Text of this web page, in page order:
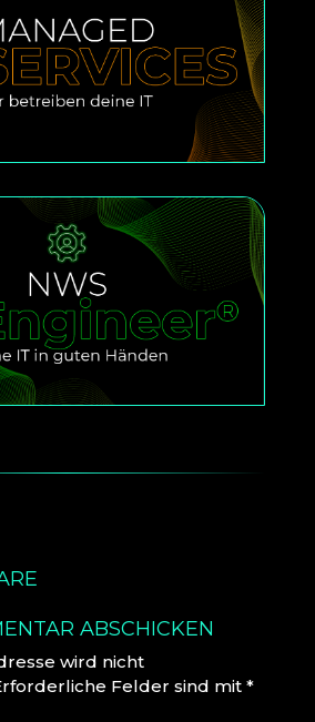
ABSCHICKEN
wird nicht
Felder sind mit *